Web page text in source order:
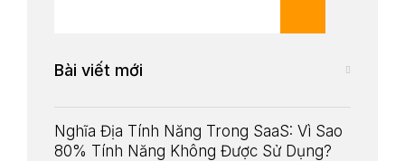
Dự Án
Bài viết mới
Nghĩa Địa Tính Năng Trong SaaS: Vì Sao
80% Tính Năng Không Được Sử Dụng?